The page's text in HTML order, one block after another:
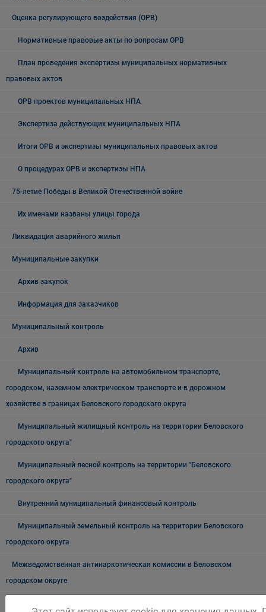
Оценка регулирующего воздействия (ОРВ)
Нормативные правовые акты по вопросам ОРВ
План проведения экспертизы муниципальных нормативных
правовых актов
ОРВ проектов муниципальных НПА
Экспертиза действующих муниципальных НПА
Итоги ОРВ и экспертизы муниципальных правовых актов
О процедурах ОРВ и экспертизы НПА
75-летие Победы в Великой Отечественной войне
Их именами названы улицы города
Ликвидация аварийного жилья
Муниципальные закупки
Архив закупок
Информация для заказчиков
Муниципальный контроль
Архив
Муниципальный контроль на автомобильном транспорте,
городском, наземном электрическом транспорте и в дорожном
хозяйстве в границах Беловского городского округа
Муниципальный жилищный контроль на территории Беловского
городского округа"
Муниципальный лесной контроль на территории "Беловского
городского округа"
Внутренний муниципальный финансовый контроль
Муниципальный земельный контроль на территории Беловского
городского округа
Межведомственная антинаркотическая комиссии в Беловском
городском округе